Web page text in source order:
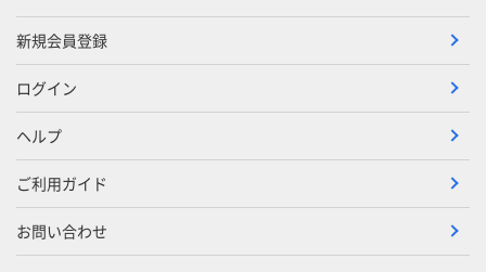
新規会員登録
ログイン
ヘルプ
ご利用ガイド
お問い合わせ